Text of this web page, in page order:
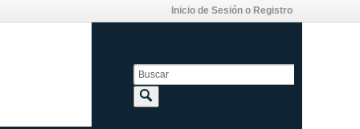
Inicio de Sesión o Registro